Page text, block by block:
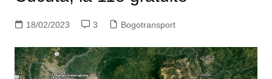
18/02/2023 3 Bogotransport